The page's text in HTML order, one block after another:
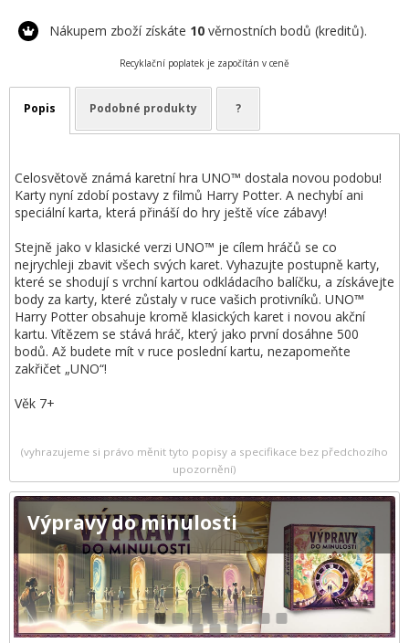
Nákupem zboží získáte 10 věrnostních bodů (kreditů).
Recyklační poplatek je započítán v ceně
Popis Podobné produkty ?
Celosvětově známá karetní hra UNO™ dostala novou podobu!
Karty nyní zdobí postavy z filmů Harry Potter. A nechybí ani
speciální karta, která přináší do hry ještě více zábavy!
Stejně jako v klasické verzi UNO™ je cílem hráčů se co
nejrychleji zbavit všech svých karet. Vyhazujte postupně karty,
které se shodují s vrchní kartou odkládacího balíčku, a získávejte
body za karty, které zůstaly v ruce vašich protivníků. UNO™
Harry Potter obsahuje kromě klasických karet i novou akční
kartu. Vítězem se stává hráč, který jako první dosáhne 500
bodů. Až budete mít v ruce poslední kartu, nezapomeňte
zakřičet „UNO“!
Věk 7+
(vyhrazujeme si právo měnit tyto popisy a specifikace bez předchozího
upozornění)
Výpravy do minulosti